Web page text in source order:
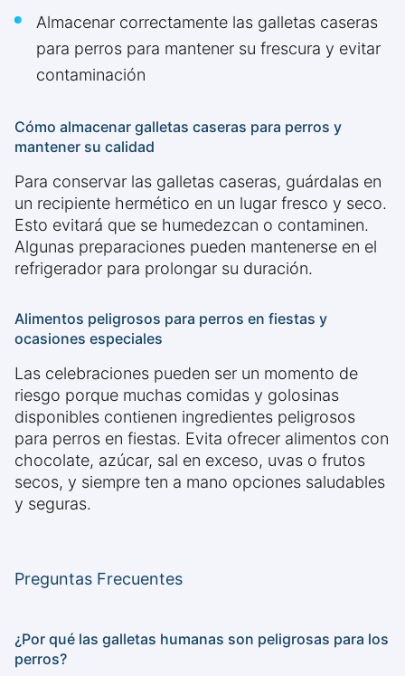
Almacenar correctamente las galletas caseras
para perros para mantener su frescura y evitar
contaminación
Cómo almacenar galletas caseras para perros y
mantener su calidad
Para conservar las galletas caseras, guárdalas en
un recipiente hermético en un lugar fresco y seco.
Esto evitará que se humedezcan o contaminen.
Algunas preparaciones pueden mantenerse en el
refrigerador para prolongar su duración.
Alimentos peligrosos para perros en fiestas y
ocasiones especiales
Las celebraciones pueden ser un momento de
riesgo porque muchas comidas y golosinas
disponibles contienen ingredientes peligrosos
para perros en fiestas. Evita ofrecer alimentos con
chocolate, azúcar, sal en exceso, uvas o frutos
secos, y siempre ten a mano opciones saludables
y seguras.
Preguntas Frecuentes
¿Por qué las galletas humanas son peligrosas para los
perros?